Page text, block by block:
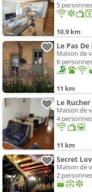
5
10.9 km
Le Pas
Maison de
8
11 km
Le
Maison de
4
11 km
Secret
Maison de
2